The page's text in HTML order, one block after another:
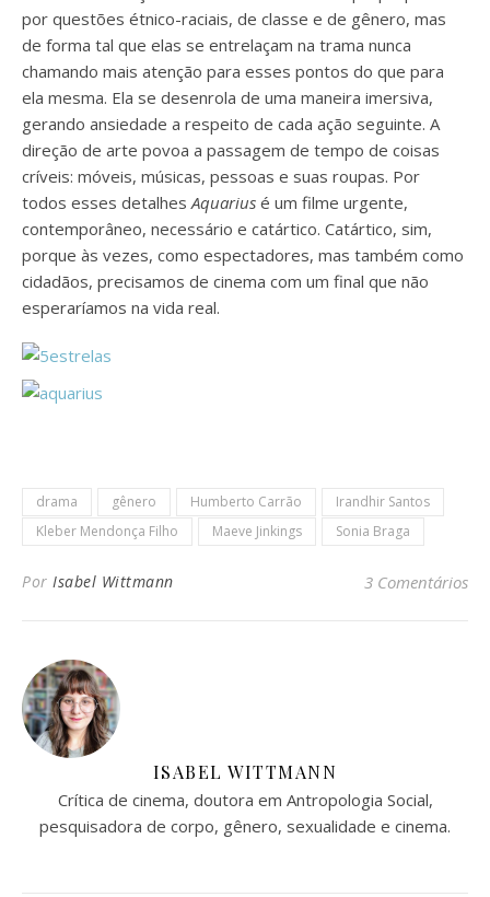
por questões étnico-raciais, de classe e de gênero, mas
de forma tal que elas se entrelaçam na trama nunca
chamando mais atenção para esses pontos do que para
ela mesma. Ela se desenrola de uma maneira imersiva,
gerando ansiedade a respeito de cada ação seguinte. A
direção de arte povoa a passagem de tempo de coisas
críveis: móveis, músicas, pessoas e suas roupas. Por
todos esses detalhesAquarius é um filme urgente,
contemporâneo, necessário e catártico. Catártico, sim,
porque às vezes, como espectadores, mas também como
cidadãos, precisamos de cinema com um final que não
esperaríamos na vida real.
drama gênero Humberto Carrão
Irandhir Santos
Kleber Mendonça Filho
Maeve Jinkings Sonia Braga
Por Isabel Wittmann 3 Comentários
ISABEL WITTMANN
Crítica de cinema, doutora em Antropologia Social,
pesquisadora de corpo, gênero, sexualidade e cinema.